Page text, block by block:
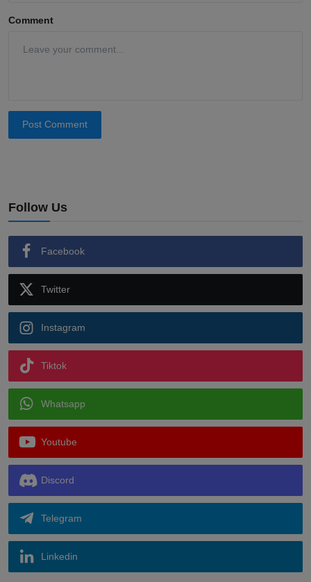
Comment
Post Comment
Follow Us
Facebook
Twitter
Instagram
Tiktok
Whatsapp
Youtube
Discord
Telegram
Linkedin